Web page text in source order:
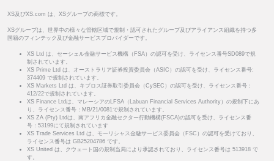
XS及びXS.com は、XSグループの商標です。
XSグループは、世界中の様々な管轄区域で規制・認可されたグループ及びアライアンス組織を持つ多
国籍のフィンテック及び金融サービスプロバイダーです。
XS Ltd は、セーシェル金融サービス機構（FSA）の認可を受け、ライセンス番号SD089で規
制されています。
XS Prime Ltd は、オーストラリア証券投資委員会（ASIC）の認可を受け、ライセンス番号:
374409 で規制されています。
XS Markets Ltd は、キプロス証券取引委員会（CySEC）の認可を受け、ライセンス番号：
412/22で規制されています。
XS Finance Ltdは、マレーシアのLFSA（Labuan Financial Services Authority）の規制下にあ
り、ライセンス番号：MB/21/0081で規制されています。
XS ZA (Pty) Ltdは、南アフリカ金融セクター行動機構(FSCA)の認可を受け、ライセンス番
号：53199にて規制されています
XS Trade Services Ltd は、モーリシャス金融サービス委員会（FSC）の認可を受けており、
ライセンス番号は GB25204786 です。
XS United は、クウェート国の規制当局により承認されており、ライセンス番号は 513918 で
す。